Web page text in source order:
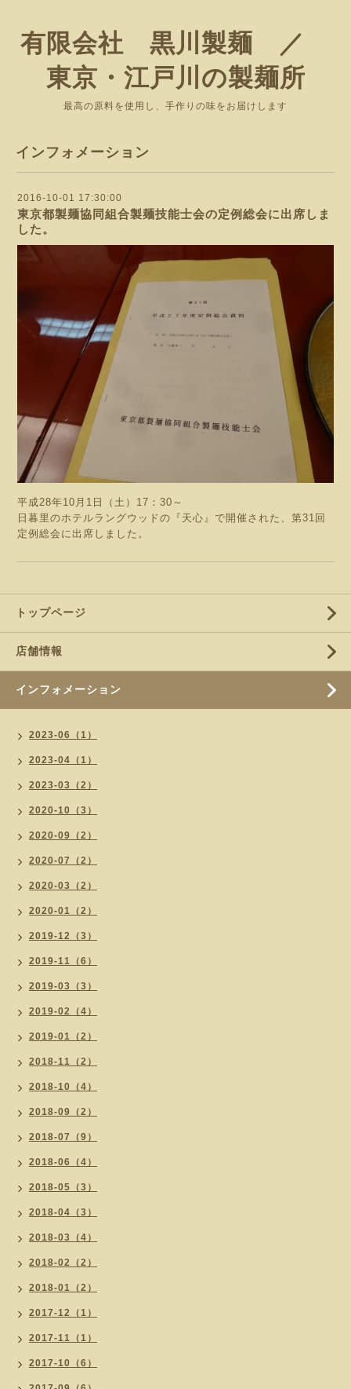
有限会社 黒川製麺 ／
東京・江戸川の製麺所
最高の原料を使用し、手作りの味をお届けします
インフォメーション
2016-10-01 17:30:00
東京都製麺協同組合製麺技能士会の定例総会に出席しま
した。
平成28年10月1日（土）17：30～
日暮里のホテルラングウッドの『天心』で開催された、第31回
定例総会に出席しました。
トップページ
店舗情報
インフォメーション
2023-06（1）
2023-04（1）
2023-03（2）
2020-10（3）
2020-09（2）
2020-07（2）
2020-03（2）
2020-01（2）
2019-12（3）
2019-11（6）
2019-03（3）
2019-02（4）
2019-01（2）
2018-11（2）
2018-10（4）
2018-09（2）
2018-07（9）
2018-06（4）
2018-05（3）
2018-04（3）
2018-03（4）
2018-02（2）
2018-01（2）
2017-12（1）
2017-11（1）
2017-10（6）